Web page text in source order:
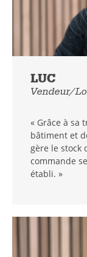
LUC
Vendeur/
« Grâce à sa
bâtiment et
gère le stock
commande
établi. »